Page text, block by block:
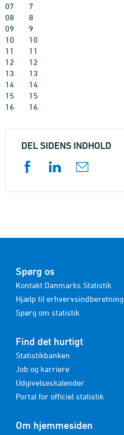
07
7
08
8
09
9
10
10
11
11
12
12
13
13
14
14
15
15
16
16
DEL SIDENS INDHOLD
Spørg os
Kontakt Danmarks Statistik
Hjælp til erhvervsindberetning
Spørg om statistik
Find det hurtigt
Statistikbanken
Job og karriere
Udgivelseskalender
Portal for officiel statistik
Om hjemmesiden